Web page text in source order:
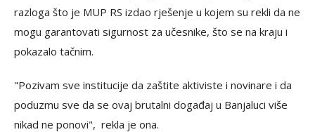
razloga što je MUP RS izdao rješenje u kojem su rekli da ne
mogu garantovati sigurnost za učesnike, što se na kraju i
pokazalo tačnim.
"Pozivam sve institucije da zaštite aktiviste i novinare i da
poduzmu sve da se ovaj brutalni događaj u Banjaluci više
nikad ne ponovi", rekla je ona.